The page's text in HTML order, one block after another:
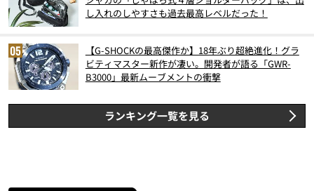
し入れのしやすさも過去最高レベルだった！
【G-SHOCKの最高傑作か】18年ぶり超絶進化！グラ
ビティマスター新作が凄い。開発者が語る「GWR-
B3000」最新ムーブメントの衝撃
ランキング一覧を見る